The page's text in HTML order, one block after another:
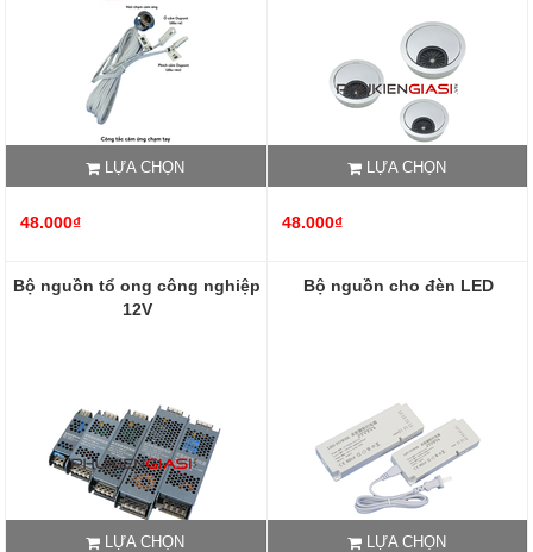
LỰA CHỌN
48.000₫
LỰA CHỌN
48.000₫
Bộ nguồn tổ ong công nghiệp
12V
LỰA CHỌN
Bộ nguồn cho đèn LED
LỰA CHỌN